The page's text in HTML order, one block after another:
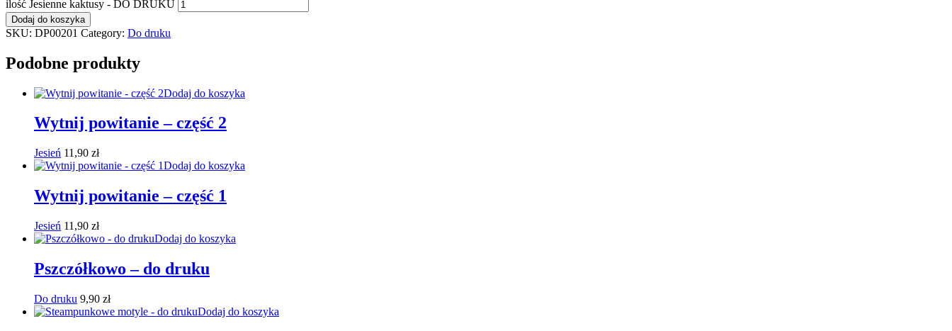
ilość Jesienne kaktusy - DO DRUKU
Dodaj do koszyka
SKU: DP00201 Category: Do druku
Podobne produkty
Dodaj do koszyka
Wytnij powitanie – część 2
Jesień 11,90 zł
Dodaj do koszyka
Wytnij powitanie – część 1
Jesień 11,90 zł
Dodaj do koszyka
Pszczółkowo – do druku
Do druku 9,90 zł
Dodaj do koszyka